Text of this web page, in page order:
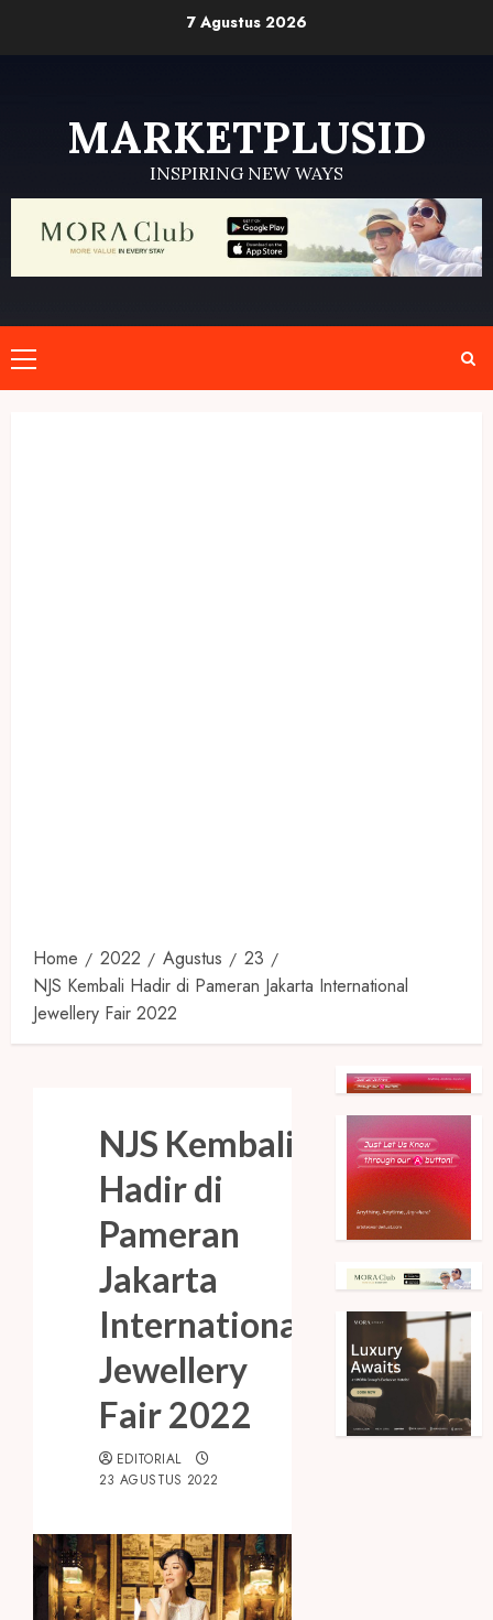
7 Agustus 2026
MARKETPLUSID
INSPIRING NEW WAYS
Primary
Menu
Home 2022 Agustus
23
NJS Kembali Hadir di Pameran Jakarta International
Jewellery Fair 2022
NJS Kembali
Hadir di
Pameran
Jakarta
International
Jewellery
Fair 2022
EDITORIAL
23 AGUSTUS 2022